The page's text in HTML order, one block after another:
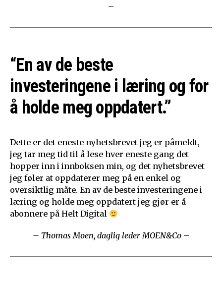
–
“En av de beste
investeringene i læring og for
å holde meg oppdatert.”
Dette er det eneste nyhetsbrevet jeg er påmeldt,
jeg tar meg tid til å lese hver eneste gang det
hopper inn i innboksen min, og det nyhetsbrevet
jeg føler at oppdaterer meg på en enkel og
oversiktlig måte. En av de beste investeringene i
læring og holde meg oppdatert jeg gjør er å
abonnere på Helt Digital
– Thomas Moen, daglig leder MOEN&Co –